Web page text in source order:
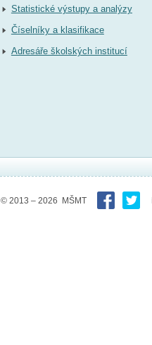
Statistické výstupy a analýzy
Číselníky a klasifikace
Adresáře školských institucí
© 2013 – 2026 MŠMT